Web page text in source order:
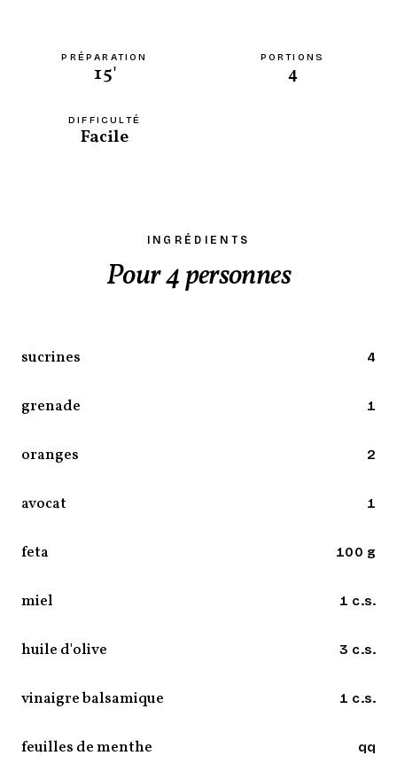
PRÉPARATION
15'
PORTIONS
4
DIFFICULTÉ
Facile
INGRÉDIENTS
Pour 4 personnes
sucrines 4
grenade 1
oranges 2
avocat 1
feta 100 g
miel 1 c.s.
huile d'olive 3 c.s.
vinaigre balsamique 1 c.s.
feuilles de menthe qq